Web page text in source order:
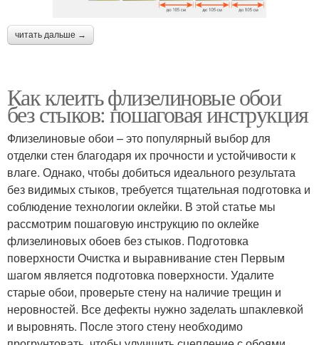
читать дальше →
Как клеить флизелиновые обои
без стыков: пошаговая инструкция
Флизелиновые обои – это популярный выбор для
отделки стен благодаря их прочности и устойчивости к
влаге. Однако, чтобы добиться идеального результата
без видимых стыков, требуется тщательная подготовка и
соблюдение технологии оклейки. В этой статье мы
рассмотрим пошаговую инструкцию по оклейке
флизелиновых обоев без стыков. Подготовка
поверхности Очистка и выравнивание стен Первым
шагом является подготовка поверхности. Удалите
старые обои, проверьте стену на наличие трещин и
неровностей. Все дефекты нужно заделать шпаклевкой
и выровнять. После этого стену необходимо